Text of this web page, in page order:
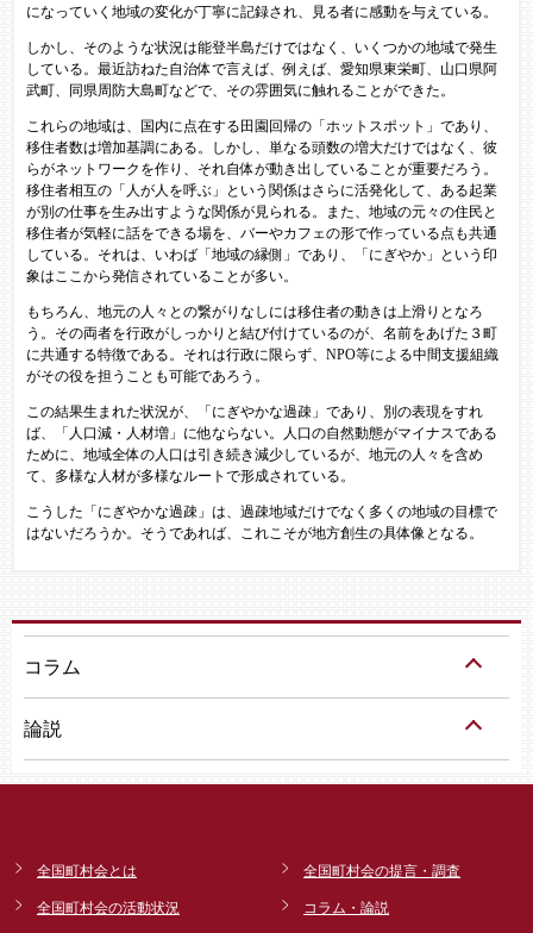
になっていく地域の変化が丁寧に記録され、見る者に感動を与えている。
しかし、そのような状況は能登半島だけではなく、いくつかの地域で発生
している。最近訪ねた自治体で言えば、例えば、愛知県東栄町、山口県阿
武町、同県周防大島町などで、その雰囲気に触れることができた。
これらの地域は、国内に点在する田園回帰の「ホットスポット」であり、
移住者数は増加基調にある。しかし、単なる頭数の増大だけではなく、彼
らがネットワークを作り、それ自体が動き出していることが重要だろう。
移住者相互の「人が人を呼ぶ」という関係はさらに活発化して、ある起業
が別の仕事を生み出すような関係が見られる。また、地域の元々の住民と
移住者が気軽に話をできる場を、バーやカフェの形で作っている点も共通
している。それは、いわば「地域の縁側」であり、「にぎやか」という印
象はここから発信されていることが多い。
もちろん、地元の人々との繋がりなしには移住者の動きは上滑りとなろ
う。その両者を行政がしっかりと結び付けているのが、名前をあげた３町
に共通する特徴である。それは行政に限らず、NPO等による中間支援組織
がその役を担うことも可能であろう。
この結果生まれた状況が、「にぎやかな過疎」であり、別の表現をすれ
ば、「人口減・人材増」に他ならない。人口の自然動態がマイナスである
ために、地域全体の人口は引き続き減少しているが、地元の人々を含め
て、多様な人材が多様なルートで形成されている。
こうした「にぎやかな過疎」は、過疎地域だけでなく多くの地域の目標で
はないだろうか。そうであれば、これこそが地方創生の具体像となる。
コラム
論説
全国町村会とは
全国町村会の活動状況
全国町村会の提言・調査
コラム・論説